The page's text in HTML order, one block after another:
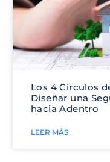
Los 4 Círculos
Diseñar una
hacia Adentro
LEER MÁS